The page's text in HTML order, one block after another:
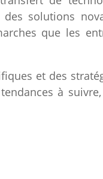
solutions
que les
et des
à